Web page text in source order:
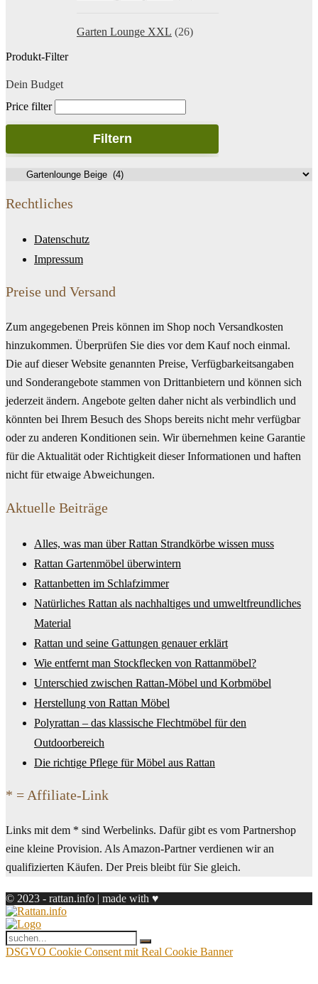
Garten Lounge XXL (26)
Produkt-Filter
Dein Budget
Price filter
Filtern
Rechtliches
Datenschutz
Impressum
Preise und Versand
Zum angegebenen Preis können im Shop noch Versandkosten
hinzukommen. Überprüfen Sie dies vor dem Kauf noch einmal.
Die auf dieser Website genannten Preise, Verfügbarkeitsangaben
und Sonderangebote stammen von Drittanbietern und können sich
jederzeit ändern. Angebote gelten daher nicht als verbindlich und
könnten bei Ihrem Besuch des Shops bereits nicht mehr verfügbar
oder zu anderen Konditionen sein. Wir übernehmen keine Garantie
für die Aktualität oder Richtigkeit dieser Informationen und haften
nicht für etwaige Abweichungen.
Aktuelle Beiträge
Alles, was man über Rattan Strandkörbe wissen muss
Rattan Gartenmöbel überwintern
Rattanbetten im Schlafzimmer
Natürliches Rattan als nachhaltiges und umweltfreundliches
Material
Rattan und seine Gattungen genauer erklärt
Wie entfernt man Stockflecken von Rattanmöbel?
Unterschied zwischen Rattan-Möbel und Korbmöbel
Herstellung von Rattan Möbel
Polyrattan – das klassische Flechtmöbel für den
Outdoorbereich
Die richtige Pflege für Möbel aus Rattan
* = Affiliate-Link
Links mit dem * sind Werbelinks. Dafür gibt es vom Partnershop
eine kleine Provision. Als Amazon-Partner verdienen wir an
qualifizierten Käufen. Der Preis bleibt für Sie gleich.
© 2023 - rattan.info | made with ♥
DSGVO Cookie Consent mit Real Cookie Banner